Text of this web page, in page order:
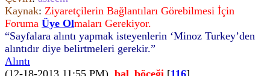
Kaynak: Ziyaretçilerin Bağlantıları Görebilmesi İçin
Foruma Üye Olmaları Gerekiyor.
“Sayfalara alıntı yapmak isteyenlerin ‘Minoz Turkey’den
alıntıdır diye belirtmeleri gerekir.”
Alıntı
(12-18-2013 11:55 PM) bal_böceği [116]